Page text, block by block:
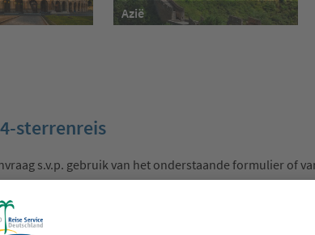
Azië
sterrenreis
s.v.p. gebruik van het onderstaande formulier of